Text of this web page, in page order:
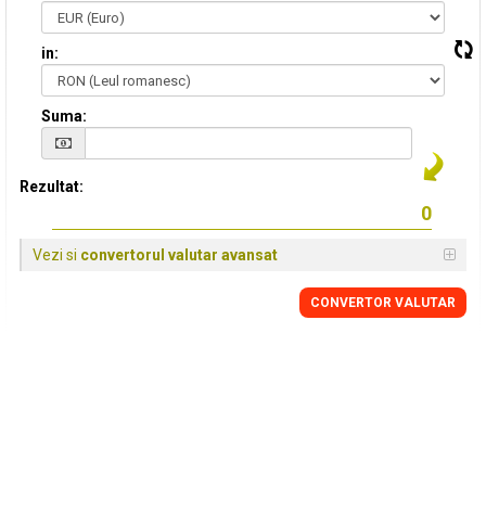
in:
Suma:
Rezultat:
Vezi si convertorul valutar avansat
CONVERTOR VALUTAR